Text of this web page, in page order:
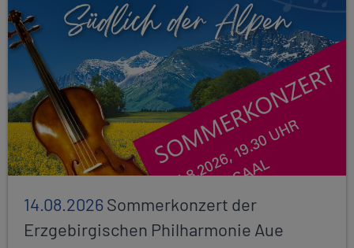
14.08.2026Sommerkonzert der
Erzgebirgischen Philharmonie Aue